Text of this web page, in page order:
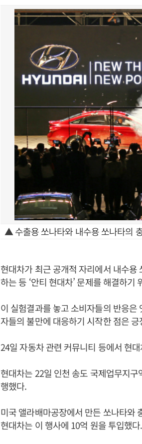
▲ 수출용 쏘나타와 내수용 쏘나타의
현대차가 최근 공개적 자리에서 내수
하는 등 ‘안티 현대차’ 문제를 해결하
이 실험결과를 놓고 소비자들의 반응
자들의 불만에 대응하기 시작한 점은
24일 자동차 관련 커뮤니티 등에서 현
현대차는 22일 인천 송도 국제업무지
행했다.
미국 앨라배마공장에서 만든 쏘나타와
현대차는 이 행사에 10억 원을 투입했다.